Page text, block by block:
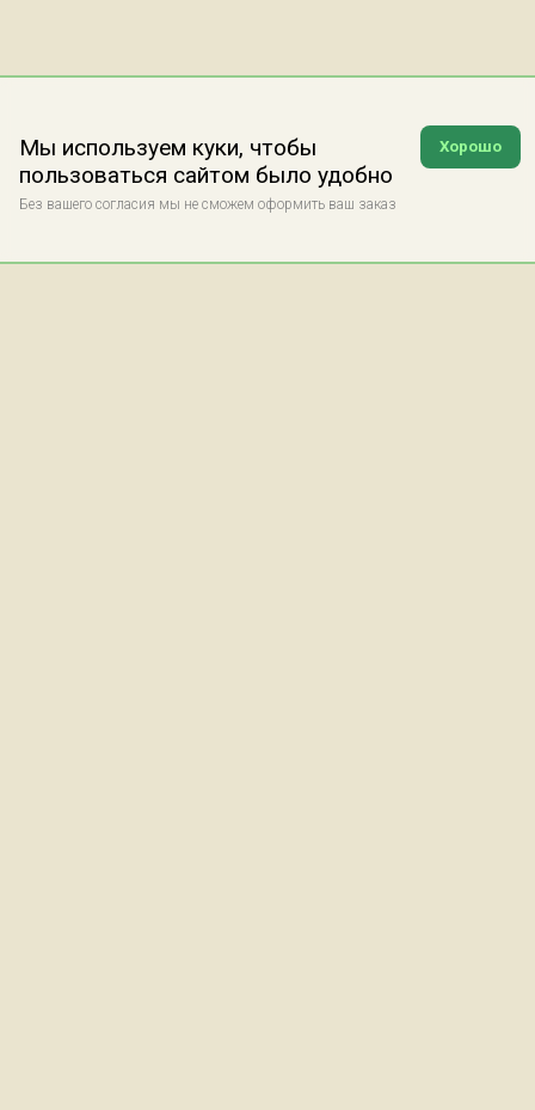
Хорошо
Мы используем куки, чтобы
пользоваться сайтом было удобно
Без вашего согласия мы не сможем оформить ваш заказ